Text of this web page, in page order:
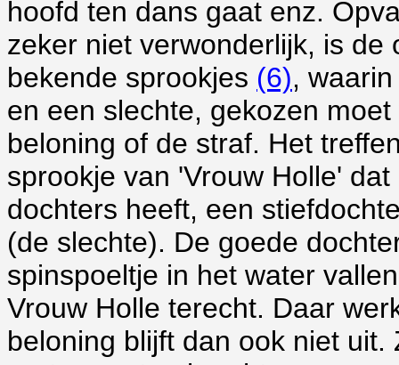
hoofd ten dans gaat enz.
zeker niet verwonderlijk, is
bekende sprookjes (6),
en een slechte, gekozen
beloning of de straf. Het
sprookje van 'Vrouw Holle'
dochters heeft, een
(de slechte). De goede
spinspoeltje in het water
Vrouw Holle terecht. Daar
beloning blijft dan ook niet